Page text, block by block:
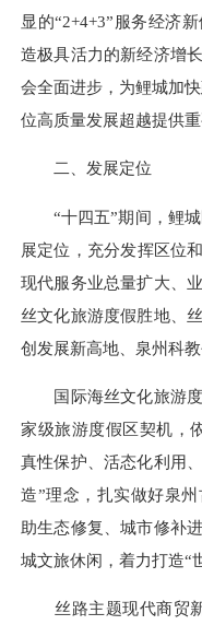
显的“2+4+3”服务经济
造极具活力的新经济增
会全面进步，为鲤城加
位高质量发展超越提供重
二、发展定位
“十四五”期间，鲤城
展定位，充分发挥区位
现代服务业总量扩大、
丝文化旅游度假胜地、
创发展新高地、泉州科教
国际海丝文化旅游度
家级旅游度假区契机，
真性保护、活态化利用
造”理念，扎实做好泉
助生态修复、城市修补
城文旅休闲，着力打造“
丝路主题现代商贸新